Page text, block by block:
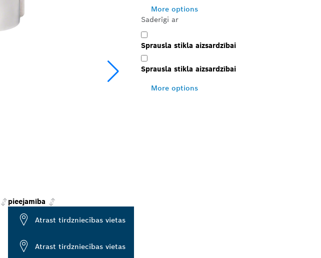
More options
Saderīgi ar
Sprausla stikla aizsardzībai
Sprausla stikla aizsardzībai
More options
pieejamība
Atrast tirdzniecības vietas
Atrast tirdzniecības vietas